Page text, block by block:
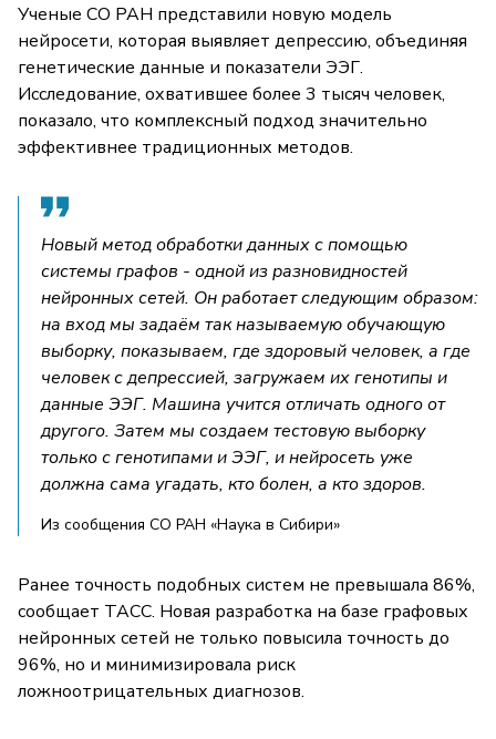
Ученые СО РАН представили новую модель
нейросети, которая выявляет депрессию, объединяя
генетические данные и показатели ЭЭГ.
Исследование, охватившее более 3 тысяч человек,
показало, что комплексный подход значительно
эффективнее традиционных методов.
Новый метод обработки данных с помощью
системы графов - одной из разновидностей
нейронных сетей. Он работает следующим образом:
на вход мы задаём так называемую обучающую
выборку, показываем, где здоровый человек, а где
человек с депрессией, загружаем их генотипы и
данные ЭЭГ. Машина учится отличать одного от
другого. Затем мы создаем тестовую выборку
только с генотипами и ЭЭГ, и нейросеть уже
должна сама угадать, кто болен, а кто здоров.
Из сообщения СО РАН «Наука в Сибири»
Ранее точность подобных систем не превышала 86%,
сообщает ТАСС. Новая разработка на базе графовых
нейронных сетей не только повысила точность до
96%, но и минимизировала риск
ложноотрицательных диагнозов.